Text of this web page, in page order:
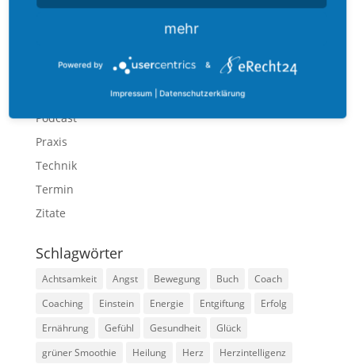
Methoden
Podcast
Praxis
Technik
Termin
Zitate
Schlagwörter
Achtsamkeit Angst Bewegung Buch
Coach
Coaching
Einstein Energie Entgiftung
Erfolg
Ernährung
Gefühl Gesundheit
Glück
grüner Smoothie
Heilung Herz Herzintelligenz
mehr
Powered by &
Impressum Datenschutzerklärung